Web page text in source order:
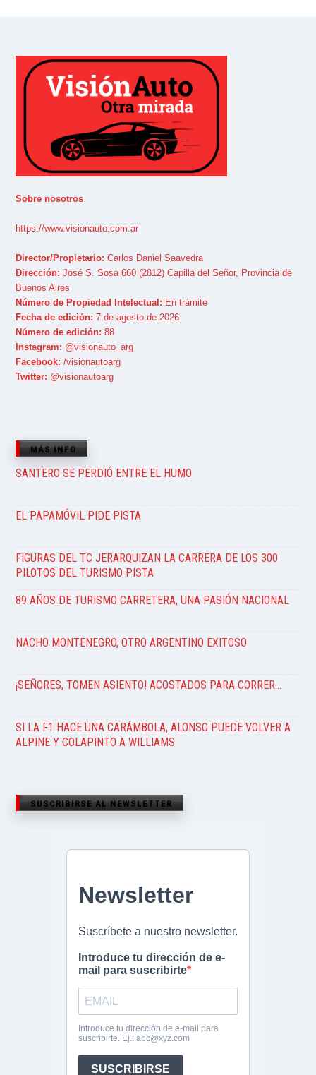
Sobre nosotros
https://www.visionauto.com.ar
Director/Propietario: Carlos Daniel Saavedra
Dirección: José S. Sosa 660 (2812) Capilla del Señor, Provincia de
Buenos Aires
Número de Propiedad Intelectual: En trámite
Fecha de edición: 7 de agosto de 2026
Número de edición: 88
Instagram: @visionauto_arg
Facebook: /visionautoarg
Twitter: @visionautoarg
MÁS INFO
SANTERO SE PERDIÓ ENTRE EL HUMO
EL PAPAMÓVIL PIDE PISTA
FIGURAS DEL TC JERARQUIZAN LA CARRERA DE LOS 300
PILOTOS DEL TURISMO PISTA
89 AÑOS DE TURISMO CARRETERA, UNA PASIÓN NACIONAL
NACHO MONTENEGRO, OTRO ARGENTINO EXITOSO
¡SEÑORES, TOMEN ASIENTO! ACOSTADOS PARA CORRER…
SI LA F1 HACE UNA CARÁMBOLA, ALONSO PUEDE VOLVER A
ALPINE Y COLAPINTO A WILLIAMS
SUSCRIBIRSE AL NEWSLETTER